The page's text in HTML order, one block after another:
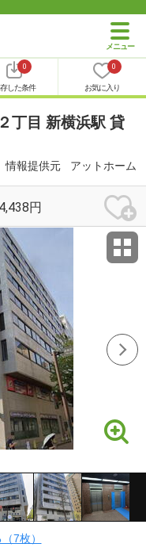
0
した条件
0
お気に入り
丁目 新横浜駅 貸
情報提供元 アットホーム
円
7枚）